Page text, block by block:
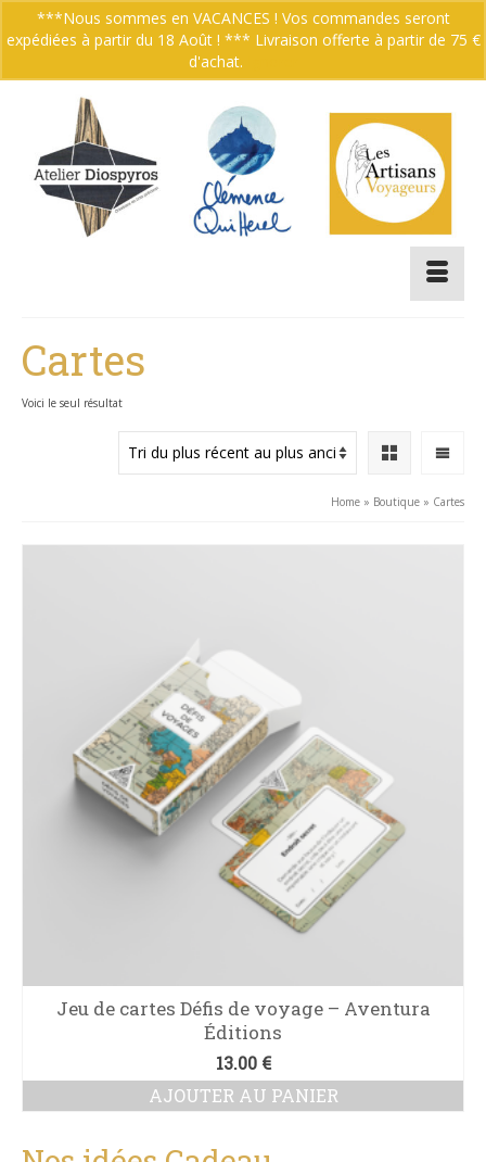
Votre panier 0.00€
Cartes
Voici le seul résultat
Home » Boutique » Cartes
Jeu de cartes Défis de voyage – Aventura
Éditions
13.00 €
AJOUTER AU PANIER
***Nous sommes en VACANCES ! Vos commandes seront
expédiées à partir du 18 Août ! *** Livraison offerte à partir de 75 €
d'achat.